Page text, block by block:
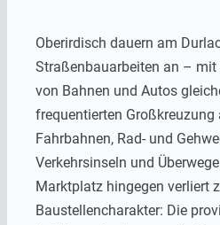
Oberirdisch dauern am
Straßenbauarbeiten an –
von Bahnen und Autos
frequentierten Großkreuzung
Fahrbahnen, Rad- und
Verkehrsinseln und
Marktplatz hingegen verliert
Baustellencharakter: Die